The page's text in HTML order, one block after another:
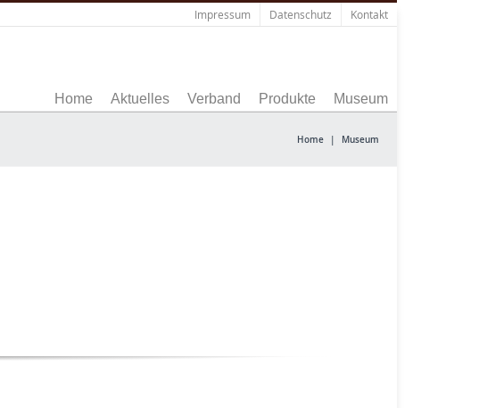
Impressum Datenschutz Kontakt
Home Aktuelles Verband Produkte Museum
Home | Museum